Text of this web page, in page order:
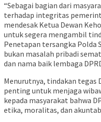
“Sebagai bagian dari
terhadap integritas
mendesak Ketua Dewan
untuk segera mengambil
Penetapan tersangka Polda
bukan masalah pribadi
dan nama baik lembaga
Menurutnya, tindakan tegas
penting untuk menjaga
kepada masyarakat bahwa
etika, moralitas, dan